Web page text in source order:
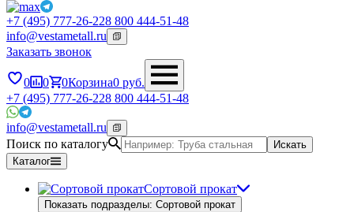
+7 (495) 777-26-228 800 444-51-48
info@vestametall.ru
Заказать звонок
0 0 0Корзина0 руб.
+7 (495) 777-26-228 800 444-51-48
info@vestametall.ru
Поиск по каталогу
Искать
Каталог
Сортовой прокат
Показать подразделы: Сортовой прокат